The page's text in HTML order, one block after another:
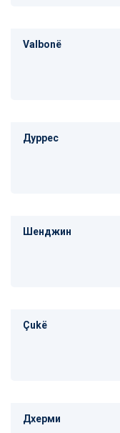
Valbonë
Дуррес
Шенджин
Çukë
Дхерми